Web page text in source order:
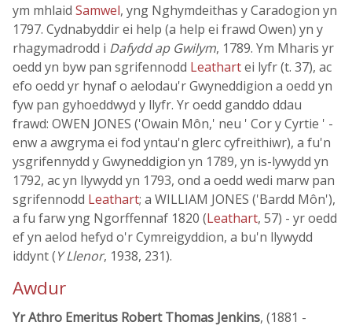
ym mhlaid Samwel, yng Nghymdeithas y Caradogion yn
1797. Cydnabyddir ei help (a help ei frawd Owen) yn y
rhagymadrodd i Dafydd ap Gwilym, 1789. Ym Mharis yr
oedd yn byw pan sgrifennodd Leathartei lyfr (t. 37), ac
efo oedd yr hynaf o aelodau'r Gwyneddigion a oedd yn
fyw pan gyhoeddwyd y llyfr. Yr oedd ganddo ddau
frawd: OWEN JONES ('Owain Môn,' neu ' Cor y Cyrtie ' -
enw a awgryma ei fod yntau'n glerc cyfreithiwr), a fu'n
ysgrifennydd y Gwyneddigion yn 1789, yn is-lywydd yn
1792, ac yn llywydd yn 1793, ond a oedd wedi marw pan
sgrifennodd Leathart; a WILLIAM JONES ('Bardd Môn'),
a fu farw yng Ngorffennaf 1820 (Leathart, 57) - yr oedd
ef yn aelod hefyd o'r Cymreigyddion, a bu'n llywydd
iddynt (Y Llenor, 1938, 231).
Awdur
Yr Athro Emeritus Robert Thomas Jenkins, (1881 -